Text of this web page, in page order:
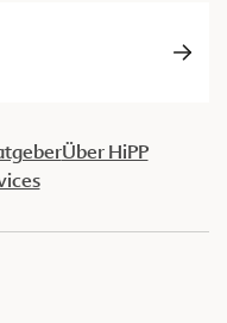
Über HiPP